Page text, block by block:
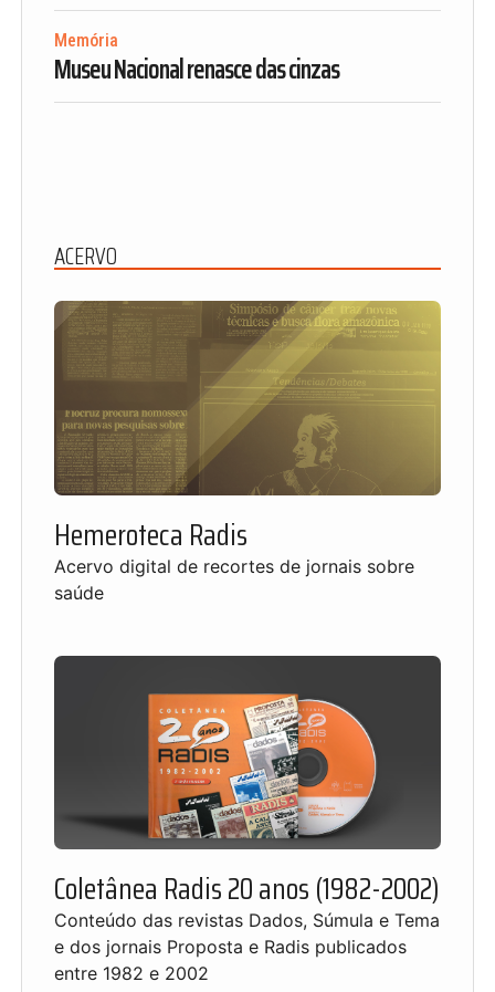
Memória
Museu Nacional renasce das cinzas
ACERVO
Hemeroteca Radis
Acervo digital de recortes de jornais sobre
saúde
Coletânea Radis 20 anos (1982-2002)
Conteúdo das revistas Dados, Súmula e Tema
e dos jornais Proposta e Radis publicados
entre 1982 e 2002